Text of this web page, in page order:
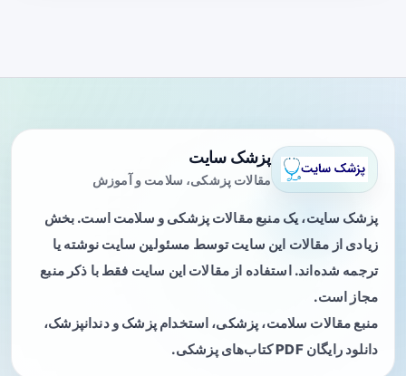
پزشک سایت
مقالات پزشکی، سلامت و آموزش
پزشک سایت، یک منبع مقالات پزشکی و سلامت است. بخش
زیادی از مقالات این سایت توسط مسئولین سایت نوشته یا
ترجمه شده‌اند. استفاده از مقالات این سایت فقط با ذکر منبع
مجاز است.
منبع مقالات سلامت، پزشکی، استخدام پزشک و دندانپزشک،
دانلود رایگان PDF کتاب‌های پزشکی.